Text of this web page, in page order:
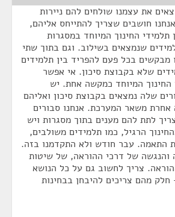
את עצמנו שולחים להם ניירות
חושבים שצריך להתייחס אליהם,
תלמידי החינוך המיוחד במסגרות
שנמצאים בשילוב. וגם בתוך שתי
מבקשים בכל פעם להפריד בין תלמידים
שלא בקבוצת סיכון. אי אפשר
החינוך המיוחד כמקשה אחת. יש
שלה נמצאים בקבוצת סיכון ואליהם
אחרת משאר המערכת. אנחנו סבורים
לתת להם מענים בתוך מסגרות ויש
הרגיל, כמו תלמידים משולבים,
התאמה. עבר חודש ולא התקדמנו בזה.
והנגשה של דרכי ההוראה, של שיטות
צריך לחשוב גם על כל הנושא
מהם צריכים להיבחן בבחינות